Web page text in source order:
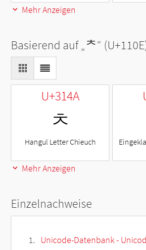
Mehr Anzeigen
Basierend auf „ᄎ“
U+314A
ㅊ
Hangul Letter Chieuch
Mehr Anzeigen
Einzelnachweise
Unicode-Datenbank -